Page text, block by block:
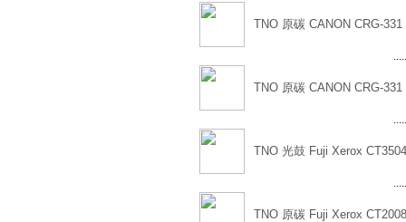
TNO 原碳 CANON CRG-331
TNO 原碳 CANON CRG-331
TNO 光鼓 Fuji Xerox
TNO 原碳 Fuji Xerox